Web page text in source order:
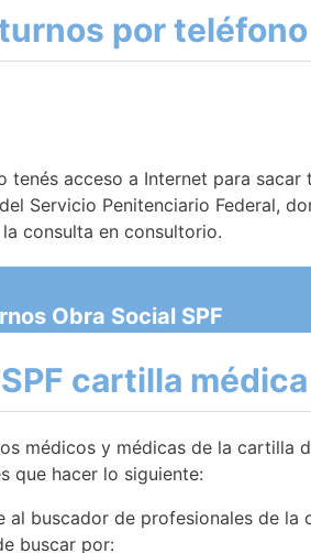
por
tenés acceso a Internet para sacar
Servicio Penitenciario Federal,
consulta en consultorio.
Obra Social SPF
cartilla
médicos y médicas de la
que hacer lo siguiente:
al buscador de profesionales de la
buscar por: